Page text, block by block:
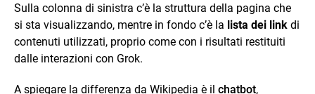
Sulla colonna di sinistra c’è la struttura della pagina che
si sta visualizzando, mentre in fondo c’è la lista dei link di
contenuti utilizzati, proprio come con i risultati restituiti
dalle interazioni con Grok.
A spiegare la differenza da Wikipedia è il chatbot,